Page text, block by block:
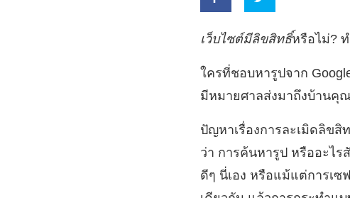
เว็บไซต์มีลิขสิทธิ์หรือไม่?
ใครที่ชอบหารูปจาก
มีหมายศาลส่งมาถึงบ้านคุ
ปัญหาเรื่องการละเมิดลิข
ว่า การค้นหารูป หรืออะไร
ดีๆ นี่เอง หรือแม้แต่การเซ